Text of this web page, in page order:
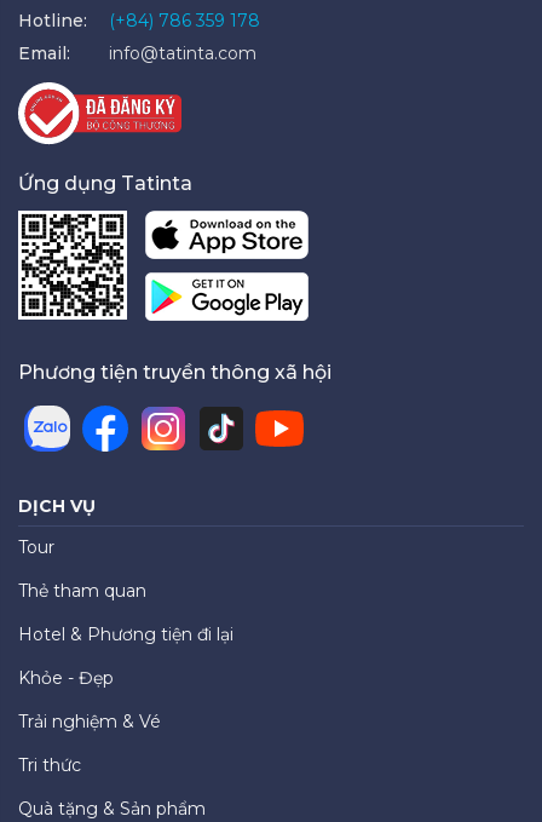
Hotline:
(+84) 786 359 178
Email:
info@tatinta.com
Ứng dụng Tatinta
Phương tiện truyền thông xã hội
DỊCH VỤ
Tour
Thẻ tham quan
Hotel & Phương tiện đi lại
Khỏe - Đẹp
Trải nghiệm & Vé
Tri thức
Quà tặng & Sản phẩm